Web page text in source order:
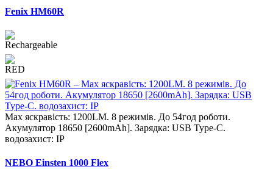
Fenix HM60R
Max яскравість: 1200LM. 8 режимів. До 54год роботи.
Акумулятор 18650 [2600mAh]. Зарядка: USB Type-C.
водозахист: IP
NEBO Einsten 1000 Flex